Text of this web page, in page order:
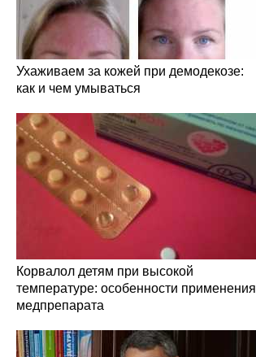
Ухаживаем за кожей при демодекозе:
как и чем умываться
Корвалол детям при высокой
температуре: особенности применения
медпрепарата